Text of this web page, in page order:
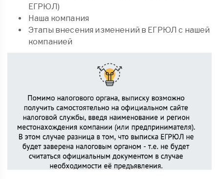
ЕГРЮЛ)
Наша компания
Этапы внесения изменений в ЕГРЮЛ с нашей
компанией